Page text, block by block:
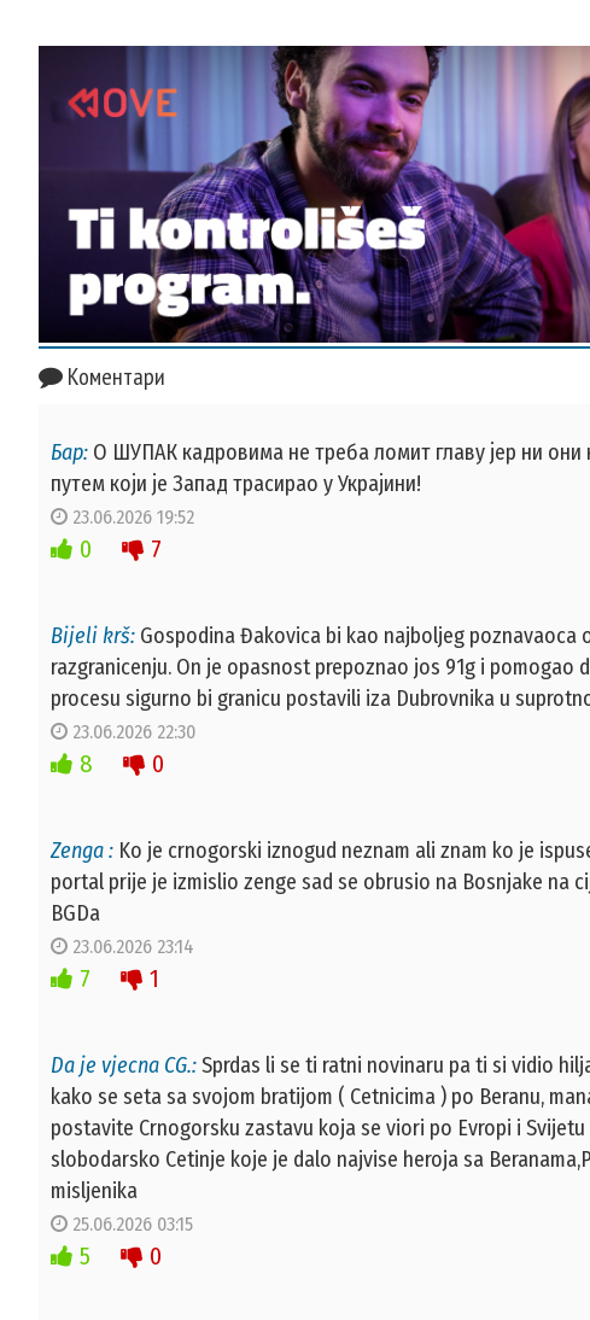
Коментари
Бар: О ШУПАК кадровима не треба ломит главу јер ни
путем који је Запад трасирао у Украјини!
23.06.2026 19:52
0 7
Bijeli krš: Gospodina Đakovica bi kao najboljeg
razgranicenju. On je opasnost prepoznao jos 91g i pomogao
procesu sigurno bi granicu postavili iza Dubrovnika u
23.06.2026 22:30
8 0
Zenga : Ko je crnogorski iznogud neznam ali znam ko je
portal prije je izmislio zenge sad se obrusio na Bosnjake na
BGDa
23.06.2026 23:14
7 1
Da je vjecna CG.:Sprdas li se ti ratni novinaru pa ti si vidio
kako se seta sa svojom bratijom ( Cetnicima ) po Beranu,
postavite Crnogorsku zastavu koja se viori po Evropi i
slobodarsko Cetinje koje je dalo najvise heroja sa
misljenika
25.06.2026 03:15
5 0